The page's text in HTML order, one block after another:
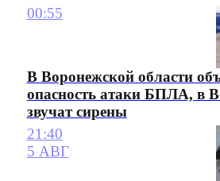
00:55
В Воронежской области
опасность атаки БПЛА, в
звучат сирены
21:40
5 АВГ